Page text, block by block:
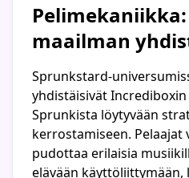
maailman
Sprunkstard-
yhdistäisivät
Sprunkista löytyvään
kerrostamiseen. Pelaajat
pudottaa erilaisia
elävään